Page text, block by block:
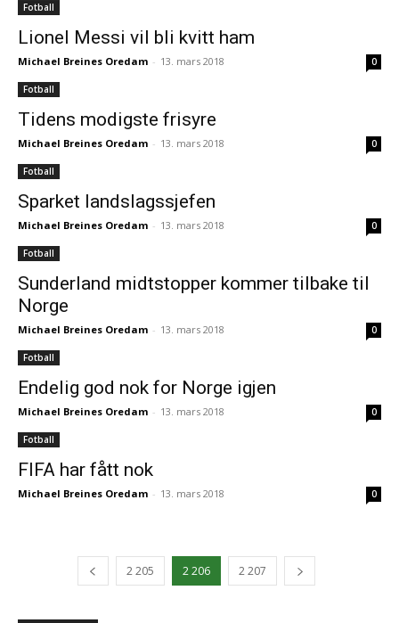
Fotball
Lionel Messi vil bli kvitt ham
Michael Breines Oredam - 13. mars 2018 0
Fotball
Tidens modigste frisyre
Michael Breines Oredam - 13. mars 2018 0
Fotball
Sparket landslagssjefen
Michael Breines Oredam - 13. mars 2018 0
Fotball
Sunderland midtstopper kommer tilbake til
Norge
Michael Breines Oredam - 13. mars 2018 0
Fotball
Endelig god nok for Norge igjen
Michael Breines Oredam - 13. mars 2018 0
Fotball
FIFA har fått nok
Michael Breines Oredam - 13. mars 2018 0
2 205 2 206 2 207